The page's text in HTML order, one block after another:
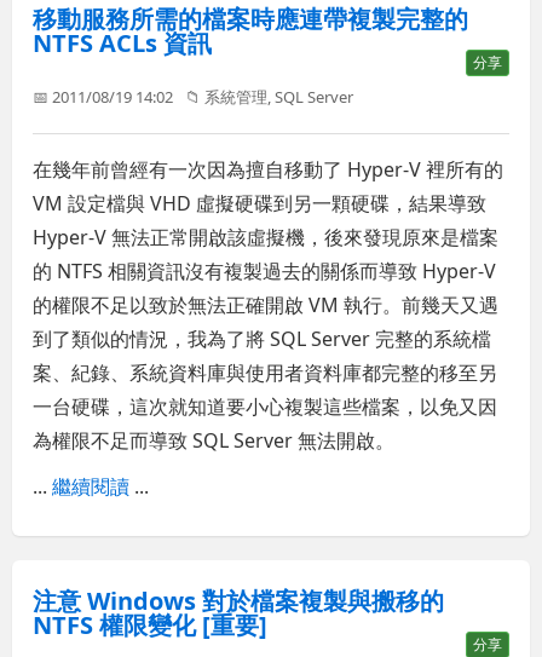
移動服務所需的檔案時應連帶複製完整的
NTFS ACLs 資訊
分享
📅 2011/08/19 14:02 📁 系統管理,SQL Server
在幾年前曾經有一次因為擅自移動了 Hyper-V 裡所有的
VM 設定檔與 VHD 虛擬硬碟到另一顆硬碟，結果導致
Hyper-V 無法正常開啟該虛擬機，後來發現原來是檔案
的 NTFS 相關資訊沒有複製過去的關係而導致 Hyper-V
的權限不足以致於無法正確開啟 VM 執行。前幾天又遇
到了類似的情況，我為了將 SQL Server 完整的系統檔
案、紀錄、系統資料庫與使用者資料庫都完整的移至另
一台硬碟，這次就知道要小心複製這些檔案，以免又因
為權限不足而導致 SQL Server 無法開啟。
...繼續閱讀 ...
注意 Windows 對於檔案複製與搬移的
NTFS 權限變化 [重要]
分享